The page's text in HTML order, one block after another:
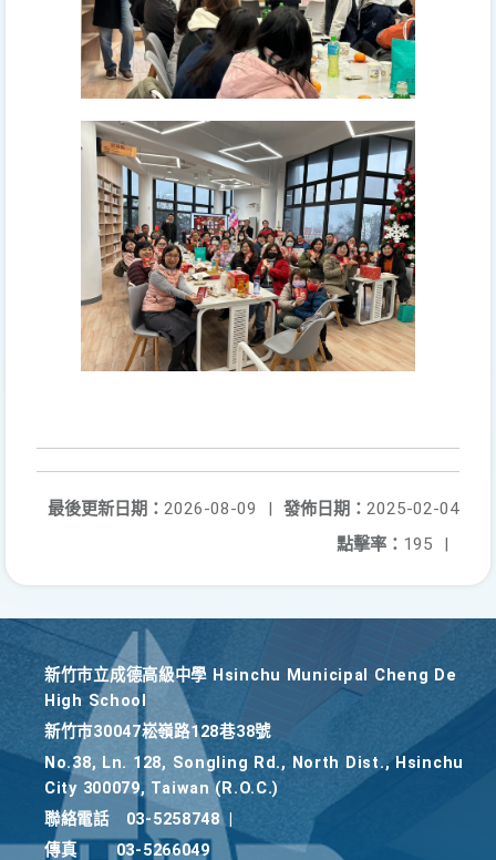
發佈日期： 2025-02-04
最後更新日期： 2026-08-09
|
點擊率： 195 |
新竹巿立成德高級中學 Hsinchu Municipal Cheng De
High School
新竹巿30047崧嶺路128巷38號
No.38, Ln. 128, Songling Rd., North Dist., Hsinchu
City 300079, Taiwan (R.O.C.)
聯絡電話
03-5258748
傳真
03-5266049